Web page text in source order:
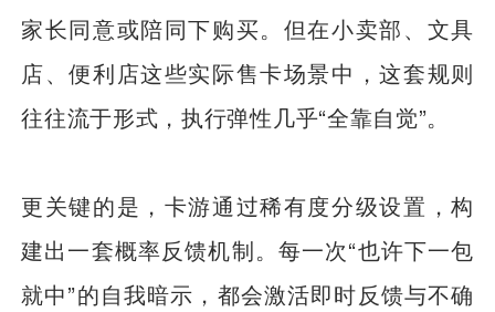
家长同意或陪同下购买。但在小卖部、文具
店、便利店这些实际售卡场景中，这套规则
往往流于形式，执行弹性几乎“全靠自觉”。
更关键的是，卡游通过稀有度分级设置，构
建出一套概率反馈机制。每一次“也许下一包
就中”的自我暗示，都会激活即时反馈与不确